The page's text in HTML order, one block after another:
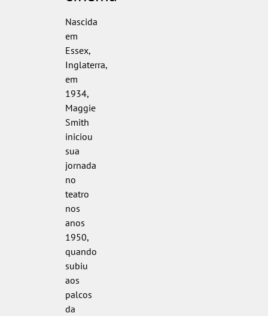
Nascida
em
Essex,
Inglaterra,
em
1934,
Maggie
Smith
iniciou
sua
jornada
no
teatro
nos
anos
1950,
quando
subiu
aos
palcos
da